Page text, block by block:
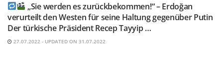
„Sie werden es zurückbekommen!“ – Erdoğan
verurteilt den Westen für seine Haltung gegenüber Putin
Der türkische Präsident Recep Tayyip …
27.07.2022 - UPDATED ON 31.07.2022